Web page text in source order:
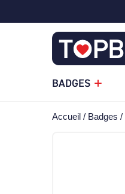
BADGES
Accueil Badges